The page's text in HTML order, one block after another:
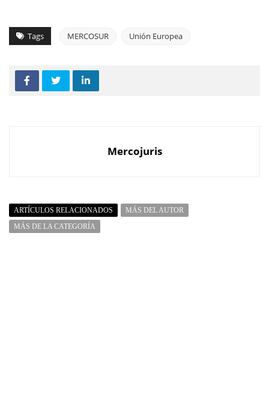
Tags MERCOSUR Unión Europea
Mercojuris
ARTÍCULOS RELACIONADOS
MÁS DEL AUTOR
MÁS DE LA CATEGORÍA